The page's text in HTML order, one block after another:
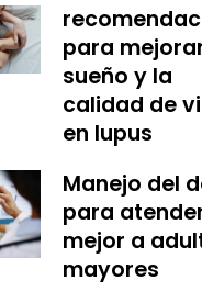
para
sueño y la
calidad de
en lupus
Manejo del
para
mejor a
mayores